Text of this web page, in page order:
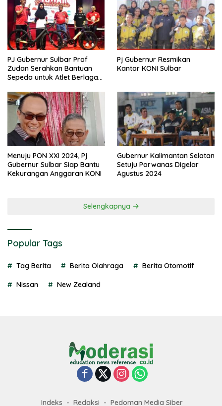
PJ Gubernur Sulbar Prof
Zudan Serahkan Bantuan
Sepeda untuk Atlet Berlaga
Pj Gubernur Resmikan
Kantor KONI Sulbar
Menuju PON XXI 2024, Pj
Gubernur Sulbar Siap Bantu
Kekurangan Anggaran KONI
Gubernur Kalimantan Selatan
Setuju Porwanas Digelar
Agustus 2024
Selengkapnya
Popular Tags
Tag Berita Berita Olahraga Berita Otomotif
Nissan New Zealand
Indeks Redaksi Pedoman Media Siber